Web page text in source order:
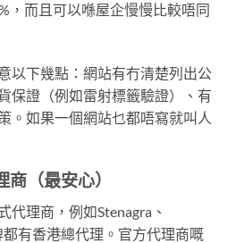
，而且可以喺屋企慢慢比較唔同
以下幾點：網站有冇清楚列出公
保證（例如雷射標籤驗證）、有
。如果一個網站乜都唔寫就叫人
（最安心）
代理商，例如Stenagra、
都有香港總代理。官方代理商嘅